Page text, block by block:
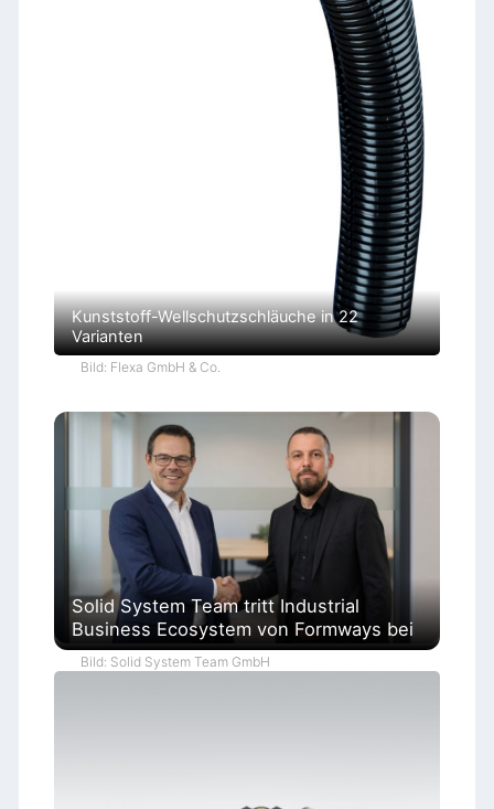
Kunststoff-Wellschutzschläuche in 22
Varianten
Bild: Flexa GmbH & Co.
Solid System Team tritt Industrial
Business Ecosystem von Formways bei
Bild: Solid System Team GmbH